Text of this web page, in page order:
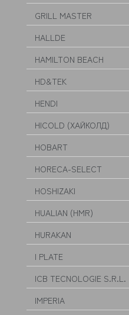
GRILL MASTER
HALLDE
HAMILTON BEACH
HD&TEK
HENDI
HICOLD (ХАЙКОЛД)
HOBART
HORECA-SELECT
HOSHIZAKI
HUALIAN (HMR)
HURAKAN
I PLATE
ICB TECNOLOGIE S.R.L.
IMPERIA